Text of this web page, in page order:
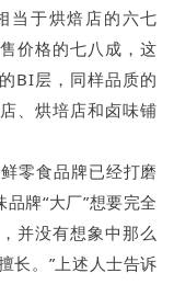
当于烘焙店的六七
价格的七八成，这
BI层，同样品质的
、烘培店和卤味铺
零食品牌已经打磨
牌“大厂”想要完全
并没有想象中那么
长。”上述人士告诉